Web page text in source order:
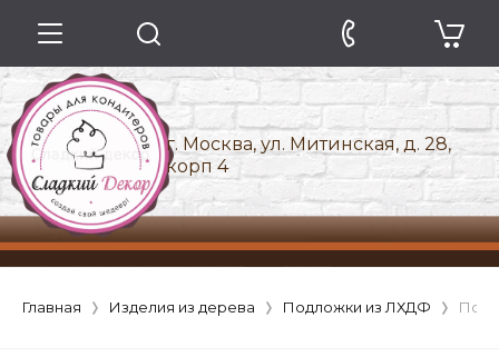
г. Москва, ул. Митинская, д. 28,
корп 4
Главная Изделия из дерева Подложки из ЛХДФ